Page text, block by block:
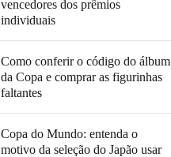
vencedores dos prêmios
individuais
Como conferir o código do álbum
da Copa e comprar as figurinhas
faltantes
Copa do Mundo: entenda o
motivo da seleção do Japão usar